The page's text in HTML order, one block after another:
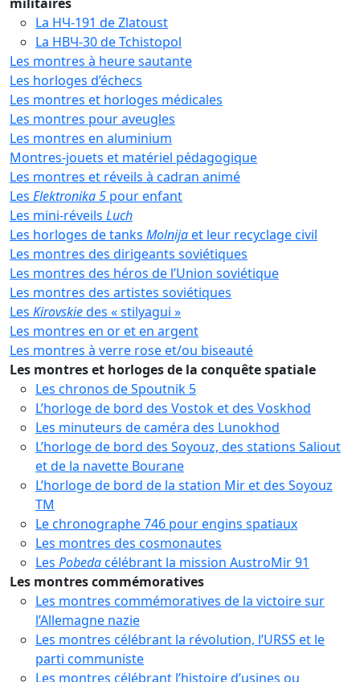
La HЧ-191 de Zlatoust
La НВЧ-30 de Tchistopol
Les montres à heure sautante
Les horloges d’échecs
Les montres et horloges médicales
Les montres pour aveugles
Les montres en aluminium
Montres-jouets et matériel pédagogique
Les montres et réveils à cadran animé
Les Elektronika 5 pour enfant
Les mini-réveils Luch
Les horloges de tanks Molnijaet leur recyclage civil
Les montres des dirigeants soviétiques
Les montres des héros de l’Union soviétique
Les montres des artistes soviétiques
Les Kirovskiedes « stilyagui »
Les montres en or et en argent
Les montres à verre rose et/ou biseauté
Les montres et horloges de la conquête spatiale
Les chronos de Spoutnik 5
L’horloge de bord des Vostok et des Voskhod
Les minuteurs de caméra des Lunokhod
L’horloge de bord des Soyouz, des stations Saliout
et de la navette Bourane
L’horloge de bord de la station Mir et des Soyouz
TM
Le chronographe 746 pour engins spatiaux
Les montres des cosmonautes
Les Pobedacélébrant la mission AustroMir 91
Les montres commémoratives
Les montres commémoratives de la victoire sur
l’Allemagne nazie
Les montres célébrant la révolution, l’URSS et le
parti communiste
Les montres célébrant l’histoire d’usines ou